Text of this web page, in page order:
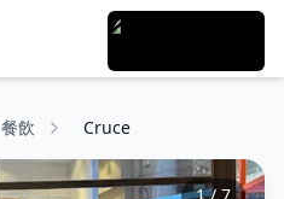
餐飲 Cruce